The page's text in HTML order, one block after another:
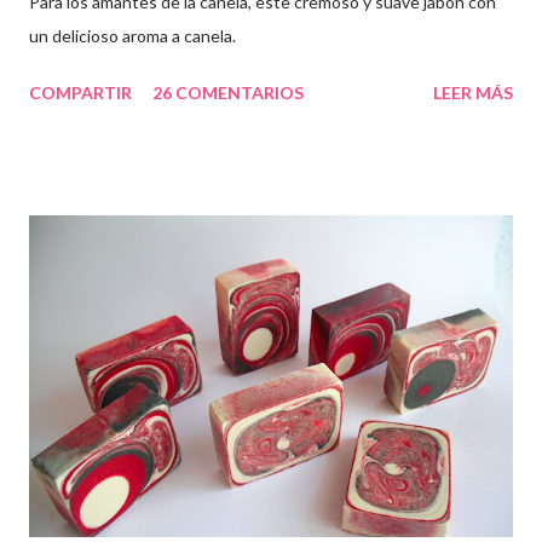
un delicioso aroma a canela.
COMPARTIR 26 COMENTARIOS LEER MÁS